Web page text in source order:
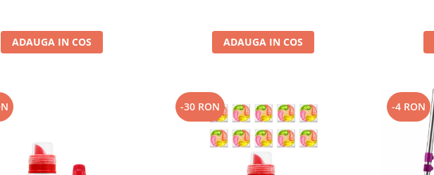
ADAUGA IN COS ADAUGA IN COS
-30 RON -4 RON